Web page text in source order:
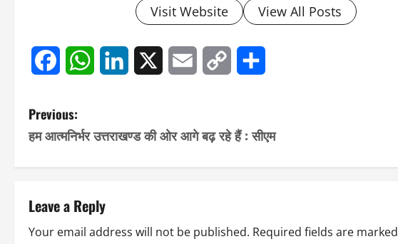
Visit Website View All Posts
FacebookWhatsAppLinkedIn Email
Copy
P
o
s
t
n
Previous:
हम आत्मनिर्भर उत्तराखण्ड की ओर आगे बढ़ रहे हैं : सीएम
Leave a Reply
Your email address will not be published. Required fields are marked